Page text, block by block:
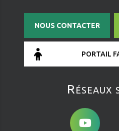
NOUS CONTACTER
PORTAIL
Réseaux